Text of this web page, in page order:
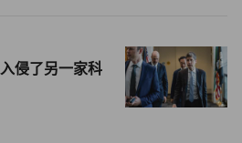
侵了另一家科